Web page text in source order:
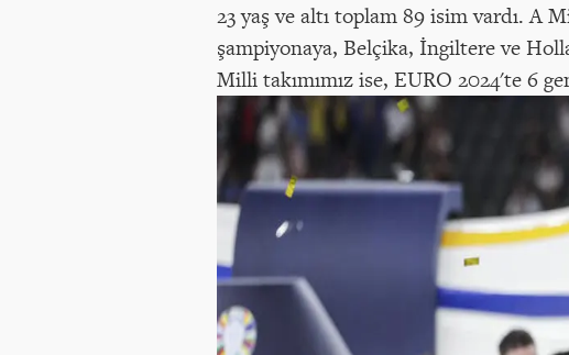
23 yaş ve altı toplam 89 isim vardı. A
şampiyonaya, Belçika, İngiltere ve
Milli takımımız ise, EURO 2024'te 6